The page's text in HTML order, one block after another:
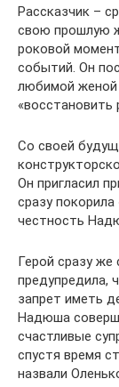
Рассказчик –
свою прошлую
роковой
событий. Он
любимой женой
«восстановить
Со своей
Он пригласил
сразу
честность
Герой сразу
предупредила,
запрет иметь
Надюша
счастливые
спустя время
назвали